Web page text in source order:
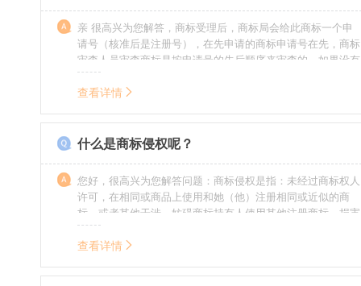
亲 很高兴为您解答，商标受理后，商标局会给此商标一个申
请号（核准后是注册号），在先申请的商标申请号在先，商标
审查人员审查商标是按申请号的先后顺序来审查的，如果没有
特殊情况（受理案件需要，被异议等），不会延迟也不会提
前。
查看详情
什么是商标侵权呢？
您好，很高兴为您解答问题：商标侵权是指：未经过商标权人
许可，在相同或商品上使用和她（他）注册相同或近似的商
标，或者其他干涉、妨碍商标持有人使用其他注册商标，损害
商标持有人合法权益的其他行为。侵权的人通常需要承担侵权
的责任，明知侵权的行为的人要承担赔偿的责任。情节严重
查看详情